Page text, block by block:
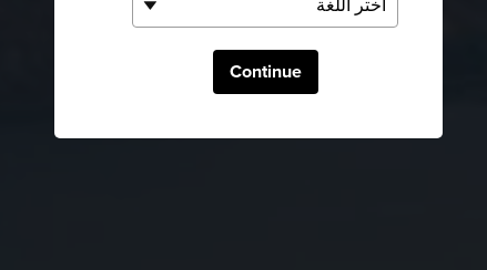
Continue